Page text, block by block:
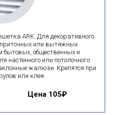
ARK. Для декоративного
или вытяжных
бытовых, общественных и
или потолочного
жалюзи. Крепятся при
или клея.
Цена105₽